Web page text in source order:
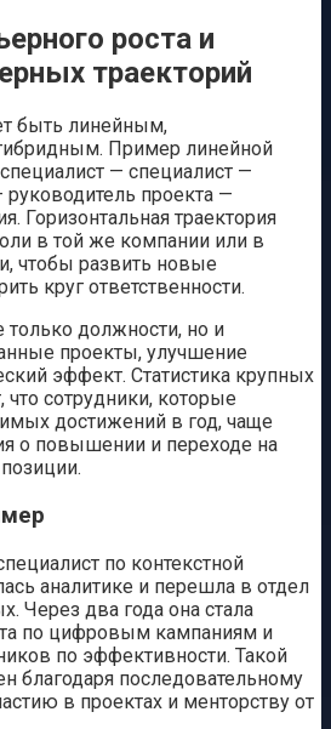
роста и
траекторий
быть линейным,
Пример линейной
— специалист —
проекта —
Горизонтальная траектория
в той же компании или в
чтобы развить новые
круг ответственности.
только должности, но и
проекты, улучшение
эффект. Статистика крупных
сотрудники, которые
достижений в год, чаще
о повышении и переходе на
по контекстной
аналитике и перешла в отдел
Через два года она стала
по цифровым кампаниям и
по эффективности. Такой
благодаря последовательному
в проектах и менторству от